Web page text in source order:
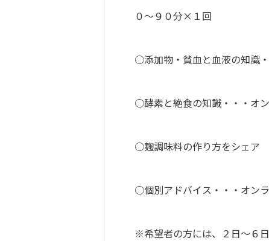
０～９０分×１回
○添加物・貧血と血液の知識
○酵素と絶食の知識・・・オ
○麹調味料の作り方をシェア
○個別アドバイス・・・オン
※希望者の方には、２日〜６